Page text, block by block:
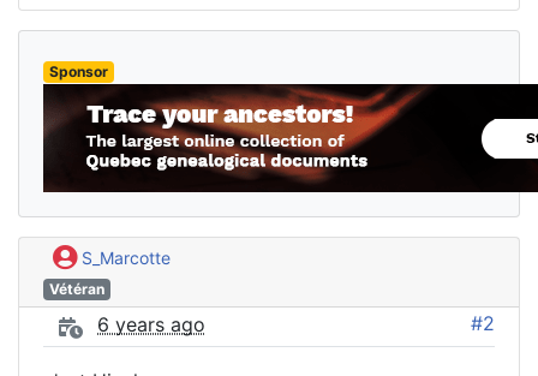
Sponsor
S_Marcotte
Vétéran
6 years ago #2